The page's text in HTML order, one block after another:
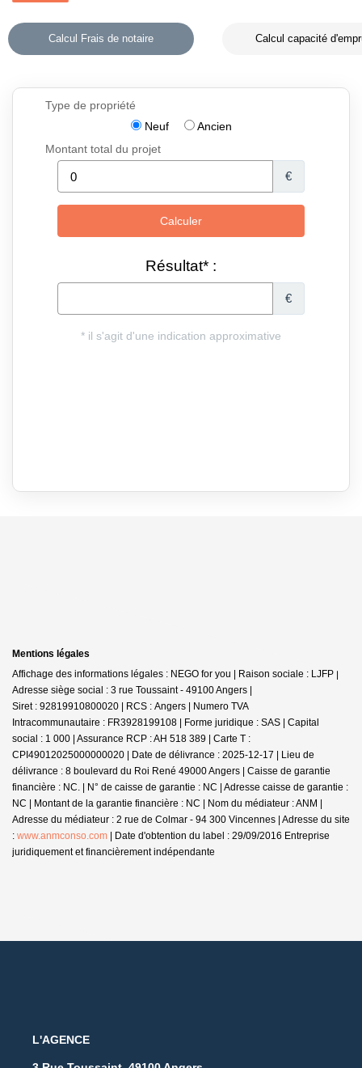
Calcul Frais de notaire Calcul capacité
Mentions légales
Affichage des informations légales : NEGO for you | Raison sociale : LJFP |
Adresse siège social : 3 rue Toussaint - 49100 Angers |
Siret : 92819910800020 | RCS : Angers | Numero TVA
Intracommunautaire : FR3928199108 | Forme juridique : SAS | Capital
social : 1 000 | Assurance RCP : AH 518 389 | Carte T :
CPI49012025000000020 | Date de délivrance : 2025-12-17 | Lieu de
délivrance : 8 boulevard du Roi René 49000 Angers | Caisse de garantie
financière : NC. | N° de caisse de garantie : NC | Adresse caisse de garantie :
NC | Montant de la garantie financière : NC | Nom du médiateur : ANM |
Adresse du médiateur : 2 rue de Colmar - 94 300 Vincennes | Adresse du site
: www.anmconso.com | Date d'obtention du label : 29/09/2016 Entreprise
juridiquement et financièrement indépendante
L'AGENCE